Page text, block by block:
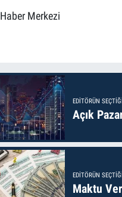
Haber Merkezi
EDITÖRÜN SEÇTIĞI
Açık
EDITÖRÜN SEÇTIĞI
Maktu